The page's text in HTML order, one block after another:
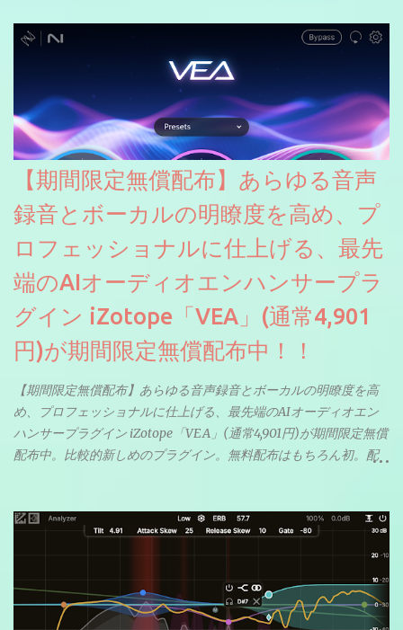
【期間限定無償配布】あらゆる音声
録音とボーカルの明瞭度を高め、プ
ロフェッショナルに仕上げる、最先
端のAIオーディオエンハンサープラ
グイン iZotope「VEA」(通常4,901
円)が期間限定無償配布中！！
【期間限定無償配布】あらゆる音声録音とボーカルの明瞭度を高
め、プロフェッショナルに仕上げる、最先端のAIオーディオエン
ハンサープラグイン iZotope「VEA」(通常4,901円)が期間限定無償
配布中。比較的新しめのプラグイン。無料配布はもちろん初。配